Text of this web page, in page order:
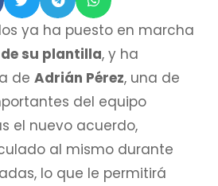
ya ha puesto en marcha
su plantilla, y ha
de Adrián Pérez, una de
del equipo
el nuevo acuerdo,
al mismo durante
lo que le permitirá